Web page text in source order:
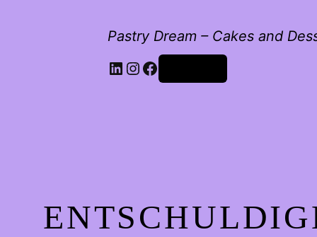
Pastry Dream – Cakes and
LinkedIn
Instagram
Facebook